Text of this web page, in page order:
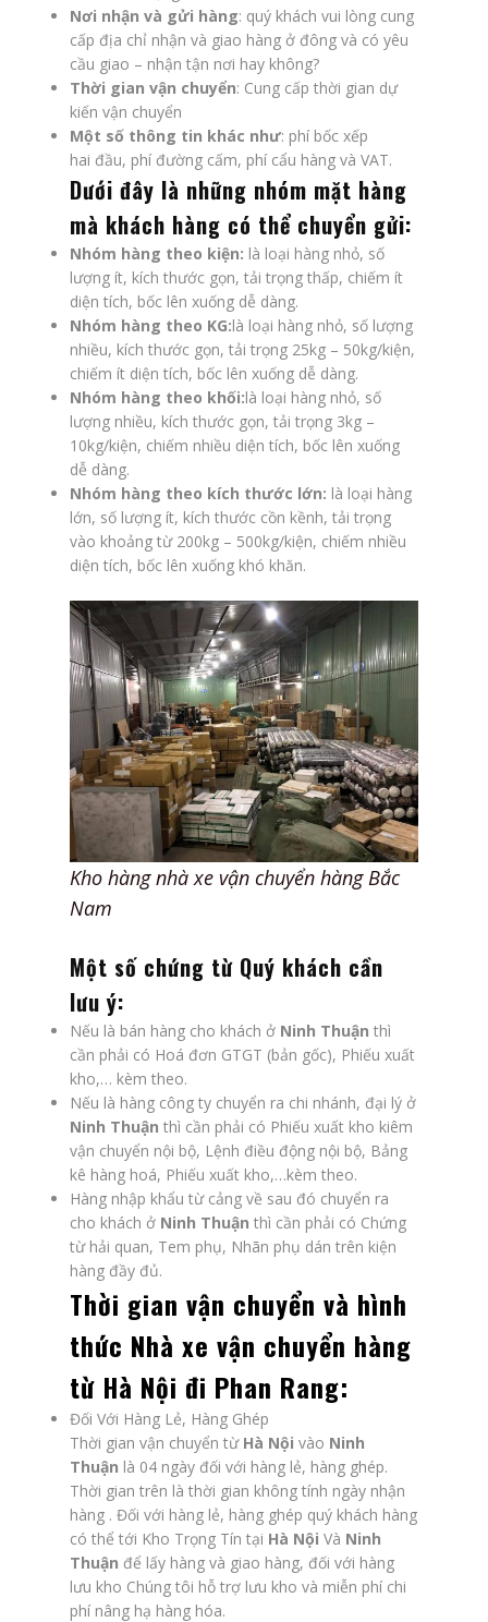
Nơi nhận và gửi hàng: quý khách vui lòng cung
cấp địa chỉ nhận và giao hàng ở đông và có yêu
cầu giao – nhận tận nơi hay không?
Thời gian vận chuyển: Cung cấp thời gian dự
kiến vận chuyển
Một số thông tin khác như: phí bốc xếp
hai đầu, phí đường cấm, phí cẩu hàng và VAT.
Dưới đây là những nhóm mặt hàng
mà khách hàng có thể chuyển gửi:
Nhóm hàng theo kiện: là loại hàng nhỏ, số
lượng ít, kích thước gọn, tải trọng thấp, chiếm ít
diện tích, bốc lên xuống dễ dàng.
Nhóm hàng theo KG:là loại hàng nhỏ, số lượng
nhiều, kích thước gọn, tải trọng 25kg – 50kg/kiện,
chiếm ít diện tích, bốc lên xuống dễ dàng.
Nhóm hàng theo khối:là loại hàng nhỏ, số
lượng nhiều, kích thước gọn, tải trọng 3kg –
10kg/kiện, chiếm nhiều diện tích, bốc lên xuống
dễ dàng.
Nhóm hàng theo kích thước lớn: là loại hàng
lớn, số lượng ít, kích thước cồn kềnh, tải trọng
vào khoảng từ 200kg – 500kg/kiện, chiếm nhiều
diện tích, bốc lên xuống khó khăn.
Kho hàng nhà xe vận chuyển hàng Bắc
Nam
Một số chứng từ Quý khách cần
lưu ý:
Nếu là bán hàng cho khách ở Ninh Thuận thì
cần phải có Hoá đơn GTGT (bản gốc), Phiếu xuất
kho,… kèm theo.
Nếu là hàng công ty chuyển ra chi nhánh, đại lý ở
Ninh Thuận thì cần phải có Phiếu xuất kho kiêm
vận chuyển nội bộ, Lệnh điều động nội bộ, Bảng
kê hàng hoá, Phiếu xuất kho,…kèm theo.
Hàng nhập khẩu từ cảng về sau đó chuyển ra
cho khách ở Ninh Thuận thì cần phải có Chứng
từ hải quan, Tem phụ, Nhãn phụ dán trên kiện
hàng đầy đủ.
Thời gian vận chuyển và hình
thức Nhà xe vận chuyển hàng
từ Hà Nội đi Phan Rang:
Đối Với Hàng Lẻ, Hàng Ghép
Thời gian vận chuyển từ Hà Nội vào Ninh
Thuận là 04 ngày đối với hàng lẻ, hàng ghép.
Thời gian trên là thời gian không tính ngày nhận
hàng . Đối với hàng lẻ, hàng ghép quý khách hàng
có thể tới Kho Trọng Tín tại Hà Nội Và Ninh
Thuận để lấy hàng và giao hàng, đối với hàng
lưu kho Chúng tôi hỗ trợ lưu kho và miễn phí chi
phí nâng hạ hàng hóa.